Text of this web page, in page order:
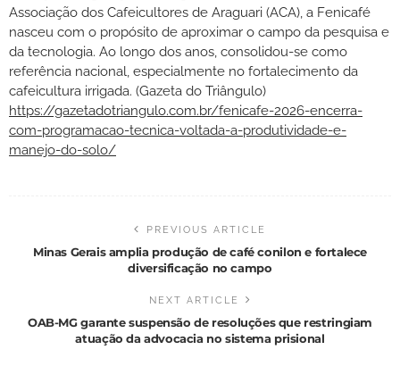
Associação dos Cafeicultores de Araguari (ACA), a Fenicafé
nasceu com o propósito de aproximar o campo da pesquisa e
da tecnologia. Ao longo dos anos, consolidou-se como
referência nacional, especialmente no fortalecimento da
cafeicultura irrigada. (Gazeta do Triângulo)
https://gazetadotriangulo.com.br/fenicafe-2026-encerra-
com-programacao-tecnica-voltada-a-produtividade-e-
manejo-do-solo/
PREVIOUS ARTICLE
Minas Gerais amplia produção de café conilon e fortalece
diversificação no campo
NEXT ARTICLE
OAB-MG garante suspensão de resoluções que restringiam
atuação da advocacia no sistema prisional